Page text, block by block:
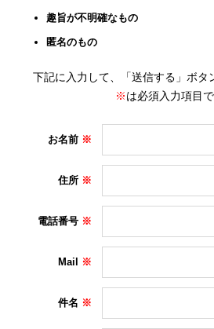
趣旨が不明確なもの
匿名のもの
下記に入力して、「送信する」ボタ
※は必須入力項目で
お名前
住所
電話番号
Mail
件名